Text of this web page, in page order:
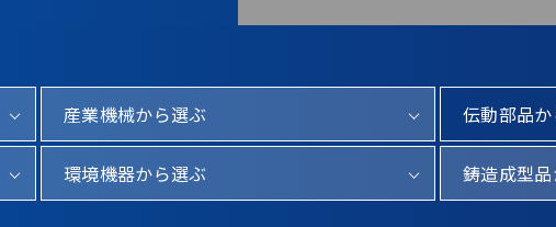
産業機械から選ぶ 伝動部品
環境機器から選ぶ 鋳造成型